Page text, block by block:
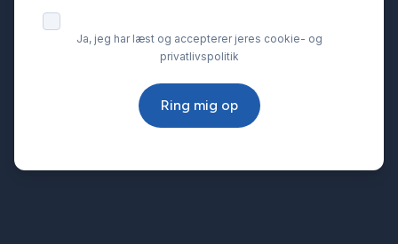
USB tilslutning
Ja, jeg har læst og accepterer jeres cookie- og
privatlivspolitik
Ring mig op